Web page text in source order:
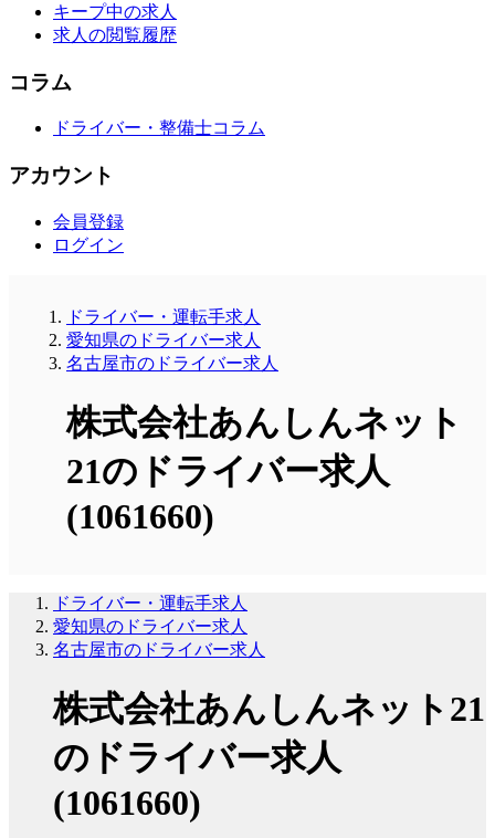
キープ中の求人
求人の閲覧履歴
コラム
ドライバー・整備士コラム
アカウント
会員登録
ログイン
ドライバー・運転手求人
愛知県のドライバー求人
名古屋市のドライバー求人
株式会社あんしんネット
21のドライバー求人
(1061660)
ドライバー・運転手求人
愛知県のドライバー求人
名古屋市のドライバー求人
株式会社あんしんネット21
のドライバー求人
(1061660)